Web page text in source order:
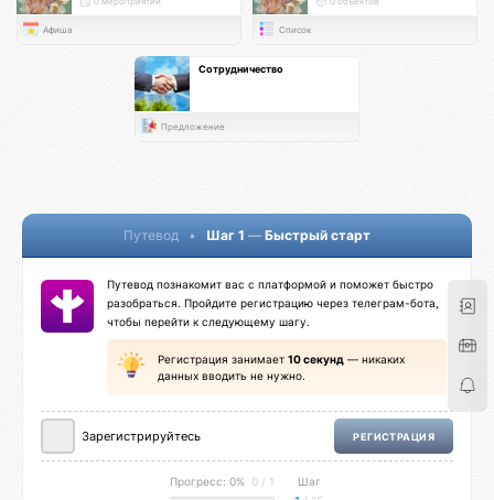
Афиша Список
Сотрудничество
Предложение
Путевод • Шаг 1 — Быстрый старт
Путевод познакомит вас с платформой и поможет быстро
разобраться. Пройдите регистрацию через телеграм-бота,
чтобы перейти к следующему шагу.
Регистрация занимает 10 секунд — никаких
данных вводить не нужно.
Зарегистрируйтесь РЕГИСТРАЦИЯ
Прогресс: 0% 0 / 1 Шаг